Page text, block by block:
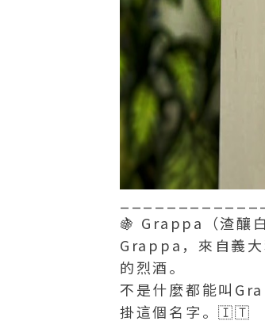
🍇 Grappa（渣釀
Grappa，來自義
的烈酒。
不是什麼都能叫
掛這個名字。🇮🇹